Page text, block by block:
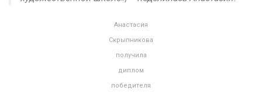
Анастасия
Скрыпникова
получила
диплом
победителя